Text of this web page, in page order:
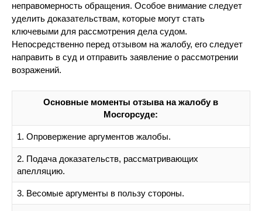
неправомерность обращения. Особое внимание следует
уделить доказательствам, которые могут стать
ключевыми для рассмотрения дела судом.
Непосредственно перед отзывом на жалобу, его следует
направить в суд и отправить заявление о рассмотрении
возражений.
Основные моменты отзыва на жалобу в
Мосгорсуде:
1. Опровержение аргументов жалобы.
2. Подача доказательств, рассматривающих
апелляцию.
3. Весомые аргументы в пользу стороны.